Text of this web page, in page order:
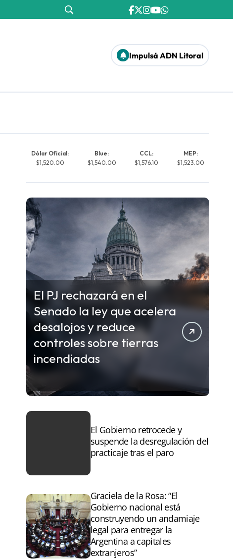
Impulsá ADN Litoral
Dólar Oficial:
$1,520.00
Blue:
$1,540.00
CCL:
$1,576.10
MEP:
$1,523.00
El PJ rechazará en el
Senado la ley que acelera
desalojos y reduce
controles sobre tierras
incendiadas
El Gobierno retrocede y
suspende la desregulación del
practicaje tras el paro
Graciela de la Rosa: “El
Gobierno nacional está
construyendo un andamiaje
legal para entregar la
Argentina a capitales
extranjeros”